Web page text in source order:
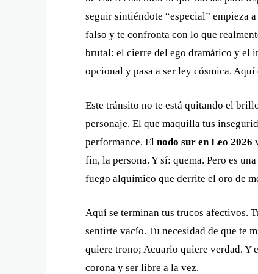
seguir sintiéndote “especial” empieza
falso y te confronta con lo que
brutal: el cierre del ego dramático y el
opcional y pasa a ser ley cósmica.
Este tránsito no te está quitando el
personaje. El que maquilla tus
performance. El nodo sur en Leo 2026
fin, la persona. Y sí: quema. Pero es
fuego alquímico que derrite el oro de
Aquí se terminan tus trucos afectivos.
sentirte vacío. Tu necesidad de que te
quiere trono; Acuario quiere verdad. Y
corona y ser libre a la vez.